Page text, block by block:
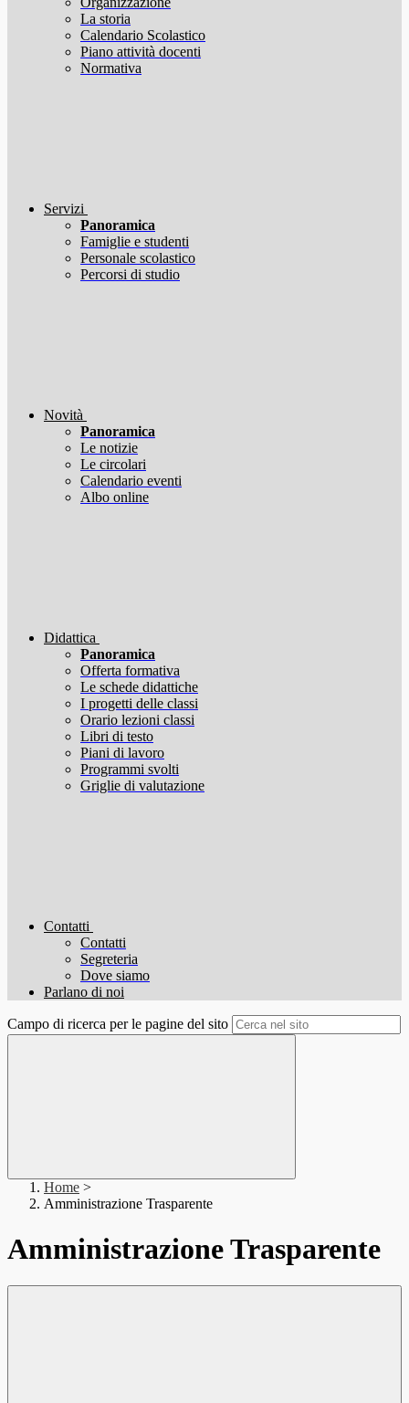
La storia
Calendario Scolastico
Piano attività docenti
Normativa
Servizi
Panoramica
Famiglie e studenti
Personale scolastico
Percorsi di studio
Novità
Panoramica
Le notizie
Le circolari
Calendario eventi
Albo online
Didattica
Panoramica
Offerta formativa
Le schede didattiche
I progetti delle classi
Orario lezioni classi
Libri di testo
Piani di lavoro
Programmi svolti
Griglie di valutazione
Contatti
Contatti
Segreteria
Dove siamo
Parlano di noi
Campo di ricerca per le pagine del sito
Home >
Amministrazione Trasparente
Amministrazione Trasparente